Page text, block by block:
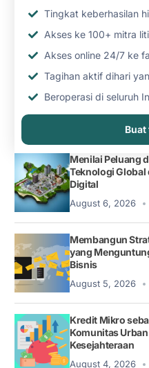
Tingkat keberhasilan
Akses ke 100+ mitra
Akses online 24/7 ke
Tagihan aktif dihari
Beroperasi di seluruh
Buat
Menilai Peluang
Teknologi Global
Digital
August 6, 2026
Membangun
yang
Bisnis
August 5, 2026
Kredit Mikro
Komunitas
Kesejahteraan
August 4, 2026